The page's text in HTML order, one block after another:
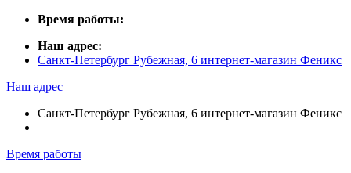
Время работы:
Наш адрес:
Санкт-Петербург Рубежная, 6 интернет-магазин Феникс
Наш адрес
Санкт-Петербург Рубежная, 6 интернет-магазин Феникс
Время работы